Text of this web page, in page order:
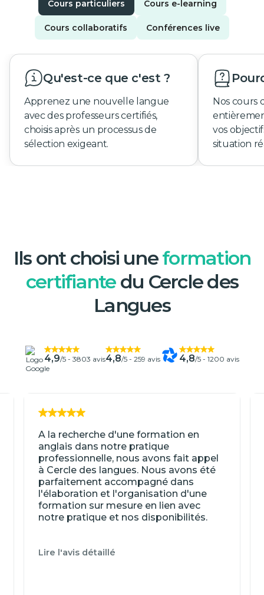
Cours particuliers Cours e-learning
Cours collaboratifs Conférences live
Qu'est-ce que c'est ?
Apprenez une nouvelle langue
avec des professeurs certifiés,
choisis après un processus de
sélection exigeant.
Nos cours
vos
situation
Ils ont choisi uneformation
certifiantedu Cercle des
Langues
4,9/5 - 3803 avis4,8/5 - 259 avis 4,8/5 - 1200 avis
A la recherche d'une formation en
anglais dans notre pratique
professionnelle, nous avons fait appel
à Cercle des langues. Nous avons été
parfaitement accompagné dans
l'élaboration et l'organisation d'une
formation sur mesure en lien avec
notre pratique et nos disponibilités.
Lire l'avis détaillé